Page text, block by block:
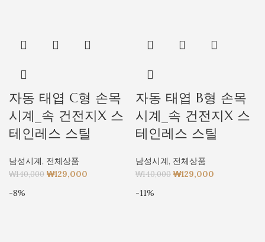
자동 태엽 C형 손목
시계_속 건전지X 스
테인레스 스틸
남성시계, 전체상품
₩140,000 ₩129,000
자동 태엽 B형 손목
시계_속 건전지X 스
테인레스 스틸
남성시계, 전체상품
₩140,000 ₩129,000
-8%
-11%